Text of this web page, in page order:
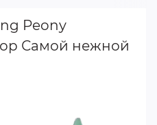
Peony
Самой нежной